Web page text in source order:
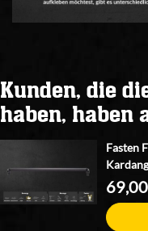
Kunden, die
haben, haben
Fasten